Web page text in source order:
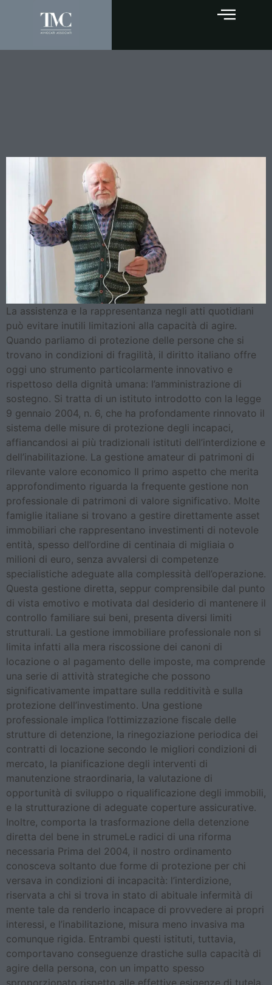
La assistenza e la rappresentanza negli atti quotidiani
può evitare inutili limitazioni alla capacità di agire.
Quando parliamo di protezione delle persone che si
trovano in condizioni di fragilità, il diritto italiano offre
oggi uno strumento particolarmente innovativo e
rispettoso della dignità umana: l’amministrazione di
sostegno. Si tratta di un istituto introdotto con la legge
9 gennaio 2004, n. 6, che ha profondamente rinnovato il
sistema delle misure di protezione degli incapaci,
affiancandosi ai più tradizionali istituti dell’interdizione e
dell’inabilitazione. La gestione amateur di patrimoni di
rilevante valore economico Il primo aspetto che merita
approfondimento riguarda la frequente gestione non
professionale di patrimoni di valore significativo. Molte
famiglie italiane si trovano a gestire direttamente asset
immobiliari che rappresentano investimenti di notevole
entità, spesso dell’ordine di centinaia di migliaia o
milioni di euro, senza avvalersi di competenze
specialistiche adeguate alla complessità dell’operazione.
Questa gestione diretta, seppur comprensibile dal punto
di vista emotivo e motivata dal desiderio di mantenere il
controllo familiare sui beni, presenta diversi limiti
strutturali. La gestione immobiliare professionale non si
limita infatti alla mera riscossione dei canoni di
locazione o al pagamento delle imposte, ma comprende
una serie di attività strategiche che possono
significativamente impattare sulla redditività e sulla
protezione dell’investimento. Una gestione
professionale implica l’ottimizzazione fiscale delle
strutture di detenzione, la rinegoziazione periodica dei
contratti di locazione secondo le migliori condizioni di
mercato, la pianificazione degli interventi di
manutenzione straordinaria, la valutazione di
opportunità di sviluppo o riqualificazione degli immobili,
e la strutturazione di adeguate coperture assicurative.
Inoltre, comporta la trasformazione della detenzione
diretta del bene in strumeLe radici di una riforma
necessaria Prima del 2004, il nostro ordinamento
conosceva soltanto due forme di protezione per chi
versava in condizioni di incapacità: l’interdizione,
riservata a chi si trova in stato di abituale infermità di
mente tale da renderlo incapace di provvedere ai propri
interessi, e l’inabilitazione, misura meno invasiva ma
comunque rigida. Entrambi questi istituti, tuttavia,
comportavano conseguenze drastiche sulla capacità di
agire della persona, con un impatto spesso
sproporzionato rispetto alle effettive esigenze di tutela.